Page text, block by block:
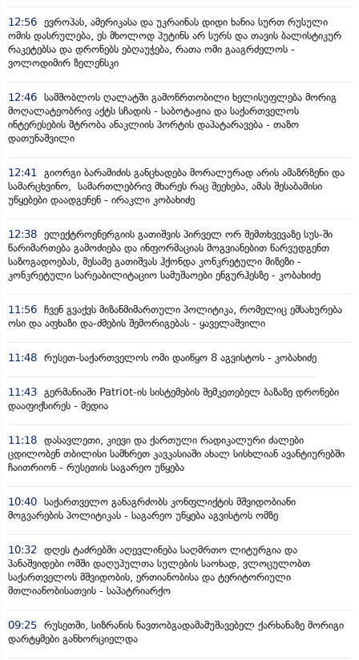
12:56 ევროპას, ამერიკასა და უკრაინას დიდი ხანია სურთ რუსული
ომის დასრულება, ეს მხოლოდ პუტინს არ სურს და თავის ბალისტიკურ
რაკეტებსა და დრონებს ებღაუჭება, რათა ომი გააგრძელოს -
ვოლოდიმირ ზელენსკი
12:46 სამშობლოს ღალატში გამოწრთობილი ხელისუფლება მორიგ
მოღალატეობრივ აქტს სჩადის - საბოტაჟია და საქართველოს
ინტერესების მტრობა ანაკლიის პორტის დაპატარავება - თაზო
დათუნაშვილი
12:41
გიორგი ბარამიძის განცხადება მორალურად არის ამაზრზენი და
სამარცხვინო, სამართლებრივ მხარეს რაც შეეხება, ამას შესაბამისი
უწყებები დაადგენენ - ირაკლი კობახიძე
12:38 ელექტროენერგიის გათიშვის პირველ ორ შემთხვევაზე სუს-ში
წარიმართება გამოძიება და ინფორმაციას მოგვიანებით წარვუდგენთ
საზოგადოებას, მესამე გათიშვას ჰქონდა კონკრეტული მიზეზი -
კონკრეტული სარეაბილიტაციო სამუშაოები ენგურჰესზე - კობახიძე
11:56 ჩვენ გვაქვს მიზანმიმართული პოლიტიკა, რომელიც ემსახურება
ოსი და აფხაზი და-ძმების შემორიგებას - ყაველაშვილი
11:48 რუსეთ-საქართველოს ომი დაიწყო 8 აგვისტოს - კობახიძე
11:43 გერმანიაში Patriot-ის სისტემების შემკეთებელ ბაზაზე დრონები
დააფიქსირეს - მედია
11:18 დასავლეთი, კიევი და ქართული რადიკალური ძალები
ცდილობენ თბილისი სამხრეთ კავკასიაში ახალ სისხლიან ავანტიურებში
ჩაითრიონ - რუსეთის საგარეო უწყება
10:40 საქართველო განაგრძობს კონფლიქტის მშვიდობიანი
მოგვარების პოლიტიკას - საგარეო უწყება აგვისტოს ომზე
10:32
დღეს ტაძრებში აღევლინება საღმრთო ლიტურგია და
პანაშვიდები ომში დაღუპულთა სულების საოხად, ვლოცულობთ
საქართველოს მშვიდობის, ერთიანობისა და ტერიტორიული
მთლიანობისათვის - საპატრიარქო
09:25 რუსეთში, სიზრანის ნავთობგადამამუშავებელ ქარხანაზე მორიგი
დარტყმები განხორციელდა